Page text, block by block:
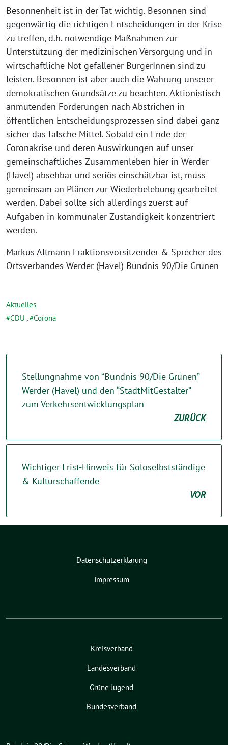
Besonnenheit ist in der Tat wichtig. Besonnen sind
gegenwärtig die richtigen Entscheidungen in der Krise
zu treffen, d.h. notwendige Maßnahmen zur
Unterstützung der medizinischen Versorgung und in
wirtschaftliche Not gefallener BürgerInnen sind zu
leisten. Besonnen ist aber auch die Wahrung unserer
demokratischen Grundsätze zu beachten. Aktionistisch
anmutenden Forderungen nach Abstrichen in
öffentlichen Entscheidungsprozessen sind dabei ganz
sicher das falsche Mittel. Sobald ein Ende der
Coronakrise und deren Auswirkungen auf unser
gemeinschaftliches Zusammenleben hier in Werder
(Havel) absehbar und seriös einschätzbar ist, muss
gemeinsam an Plänen zur Wiederbelebung gearbeitet
werden. Dabei sollte sich allerdings zuerst auf
Aufgaben in kommunaler Zuständigkeit konzentriert
werden.
Markus Altmann Fraktionsvorsitzender & Sprecher des
Ortsverbandes Werder (Havel) Bündnis 90/Die Grünen
Aktuelles
CDU , Corona
Stellungnahme von “Bündnis 90/Die Grünen”
Werder (Havel) und den “StadtMitGestalter”
zum Verkehrsentwicklungsplan
ZURÜCK
Wichtiger Frist-Hinweis für Soloselbstständige
& Kulturschaffende
VOR
Datenschutzerklärung
Impressum
Kreisverband
Landesverband
Grüne Jugend
Bundesverband